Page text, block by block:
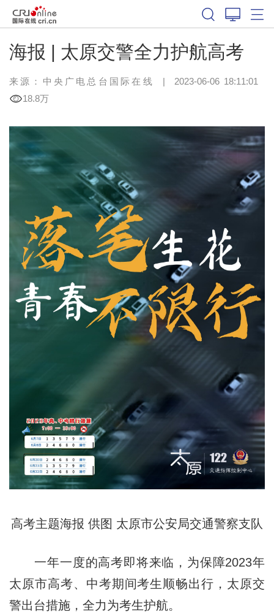
海报 | 太原交警全力护航高考
来源：中央广电总台国际在线 | 2023-06-06 18:11:01
18.8万
高考主题海报 供图 太原市公安局交通警察支队
一年一度的高考即将来临，为保障2023年
太原市高考、中考期间考生顺畅出行，太原交
警出台措施，全力为考生护航。